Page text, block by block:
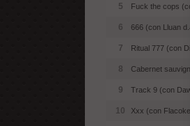
5 Fuck the cops
6 666 (con Lluan
7 Ritual 777 (con
8 Cabernet
9 Track 9 (con
10 Xxx (con